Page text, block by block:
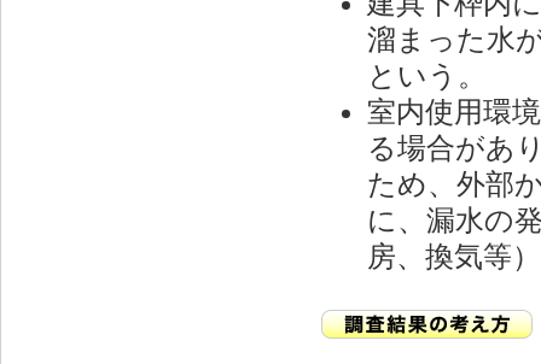
溜まった水
という。
室内使用環
る場合があ
ため、外部
に、漏水の
房、換気等